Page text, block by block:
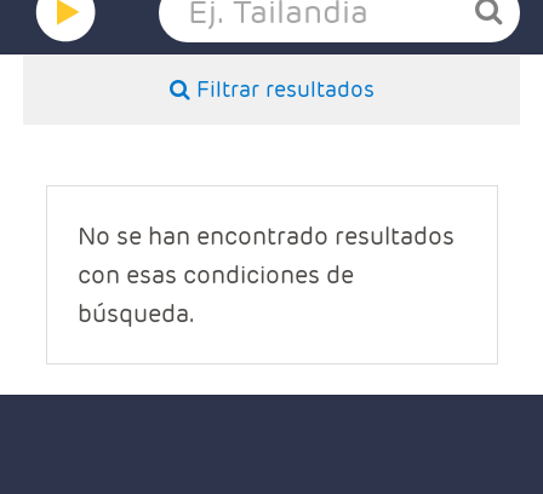
Ofertas
Viaja a medida
Grandes viajes
Contacto
Filtrar resultados
No se han encontrado resultados
con esas condiciones de
búsqueda.